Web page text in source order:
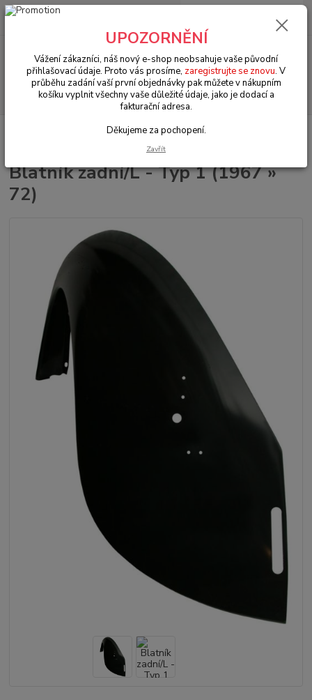
Menu
Hledat
+420 602 330 329
0 Kč
VW Brouk Typ 1 (1938 » 03)
Karosářské díly (Karosseridele)
Blatník zadní/L - Typ 1 (1967 »
72)
UPOZORNĚNÍ
Vážení zákazníci, náš nový e-shop neobsahuje vaše původní
přihlašovací údaje. Proto vás prosíme, zaregistrujte se znovu. V
průběhu zadání vaší první objednávky pak můžete v nákupním
košíku vyplnit všechny vaše důležité údaje, jako je dodací a
fakturační adresa.
Děkujeme za pochopení.
Zavřít